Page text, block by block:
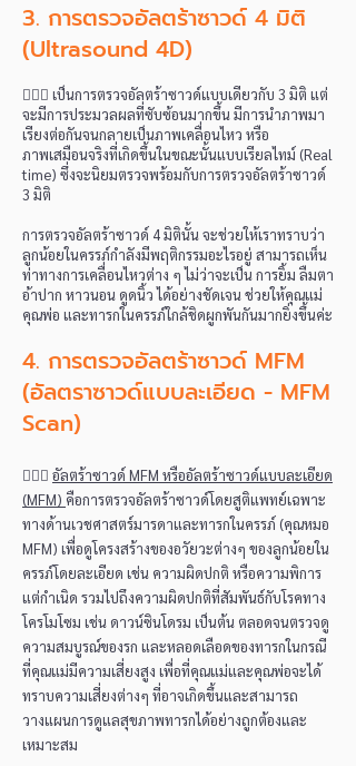
3. การตรวจอัลตร้าซาวด์ 4 มิติ
(Ultrasound 4D)
👩🏻‍⚕️ เป็นการตรวจอัลตร้าซาวด์แบบเดียวกับ 3 มิติ แต่
จะมีการประมวลผลที่ซับซ้อนมากขึ้น มีการนำภาพมา
เรียงต่อกันจนกลายเป็นภาพเคลื่อนไหว หรือ
ภาพเสมือนจริงที่เกิดขึ้นในขณะนั้นแบบเรียลไทม์ (Real
time) ซึ่งจะนิยมตรวจพร้อมกับการตรวจอัลตร้าซาวด์
3 มิติ
การตรวจอัลตร้าซาวด์ 4 มิตินั้น จะช่วยให้เราทราบว่า
ลูกน้อยในครรภ์กำลังมีพฤติกรรมอะไรอยู่ สามารถเห็น
ท่าทางการเคลื่อนไหวต่าง ๆ ไม่ว่าจะเป็น การยิ้ม ลืมตา
อ้าปาก หาวนอน ดูดนิ้ว ได้อย่างชัดเจน ช่วยให้คุณแม่
คุณพ่อ และทารกในครรภ์ใกล้ชิดผูกพันกันมากยิ่งขึ้นค่ะ​
4. การตรวจอัลตร้าซาวด์ MFM
(อัลตราซาวด์แบบละเอียด - MFM
Scan)
👩🏻‍⚕️ อัลตร้าซาวด์ MFM หรืออัลตร้าซาวด์แบบละเอียด
(MFM) คือการตรวจอัลตร้าซาวด์โดยสูติแพทย์เฉพาะ
ทางด้านเวชศาสตร์มารดาและทารกในครรภ์ (คุณหมอ
MFM) เพื่อดูโครงสร้างของอวัยวะต่างๆ ของลูกน้อยใน
ครรภ์โดยละเอียด เช่น ความผิดปกติ หรือความพิการ
แต่กำเนิด รวมไปถึงความผิดปกติที่สัมพันธ์กับโรคทาง
โครโมโซม เช่น ดาวน์ซินโดรม เป็นต้น ตลอดจนตรวจดู
ความสมบูรณ์ของรก และหลอดเลือดของทารกในกรณี
ที่คุณแม่มีความเสี่ยงสูง เพื่อที่คุณแม่และคุณพ่อจะได้
ทราบความเสี่ยงต่างๆ ที่อาจเกิดขึ้นและสามารถ
วางแผนการดูแลสุขภาพทารกได้อย่างถูกต้องและ
เหมาะสม